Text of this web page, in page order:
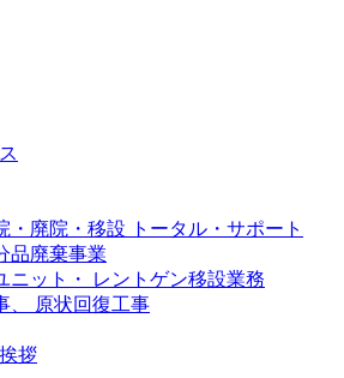
・廃院・移設 トータル・サポート
品廃棄事業
ニット・ レントゲン移設業務
、 原状回復工事
拶